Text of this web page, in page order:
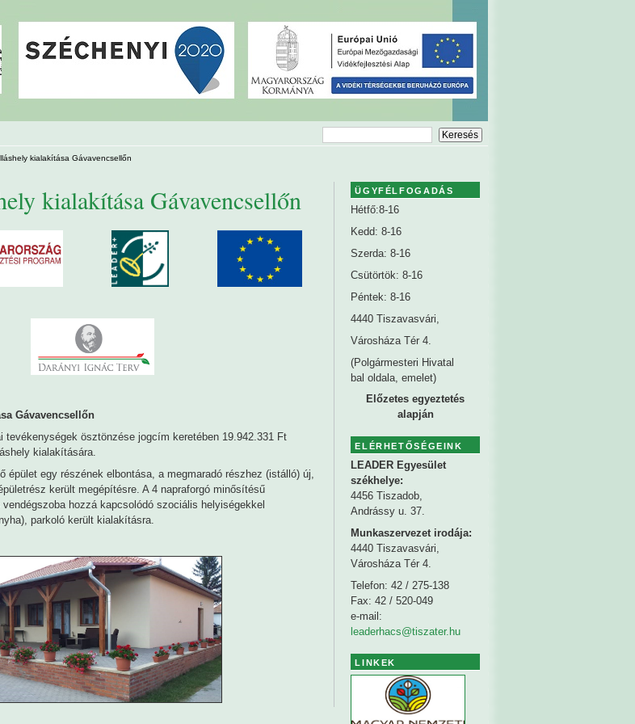
kialakítása Gávavencsellőn
kialakítása Gávavencsellőn
Gávavencsellőn
tevékenységek ösztönzése jogcím keretében 19.942.331 Ft
kialakítására.
épület egy részének elbontása, a megmaradó részhez (istálló) új,
került megépítésre. A 4 napraforgó minősítésű
hozzá kapcsolódó szociális helyiségekkel
parkoló került kialakításra.
ÜGYFÉLFOGADÁS
Hétfő:8-16
Kedd: 8-16
Szerda: 8-16
Csütörtök: 8-16
Péntek: 8-16
4440 Tiszavasvári,
Városháza Tér 4.
(Polgármesteri Hivatal
bal oldala, emelet)
Előzetes egyeztetés
alapján
ELÉRHETŐSÉGEINK
LEADER Egyesület
székhelye:
4456 Tiszadob,
Andrássy u. 37.
Munkaszervezet irodája:
4440 Tiszavasvári,
Városháza Tér 4.
Telefon: 42 / 275-138
Fax: 42 / 520-049
e-mail:
leaderhacs@tiszater.hu
LINKEK